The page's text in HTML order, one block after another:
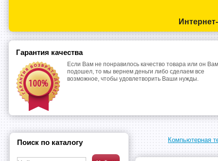
Гарантия качества
Если Вам не понравилось качество товара или он
подошел, то мы вернем деньги либо сделаем все
возможное, чтобы удовлетворить Ваши нужды.
Компьютерная
Поиск по каталогу